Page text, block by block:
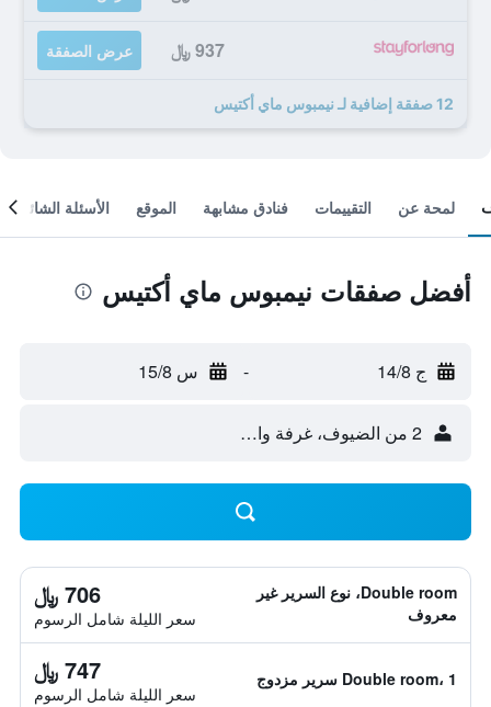
937 ﷼ عرض الصفقة
12 صفقة إضافية لـ نيمبوس ماي أكتيس
لمحة عن التقييمات فنادق مشابهة الموقع الأسئلة الشائعة
أفضل صفقات نيمبوس ماي أكتيس
ج 14/8 - س 15/8
2 من الضيوف، غرفة واحدة
Double room، نوع السرير غير
معروف
706 ﷼
سعر الليلة شامل الرسوم
Double room، 1 سرير مزدوج 747 ﷼
سعر الليلة شامل الرسوم